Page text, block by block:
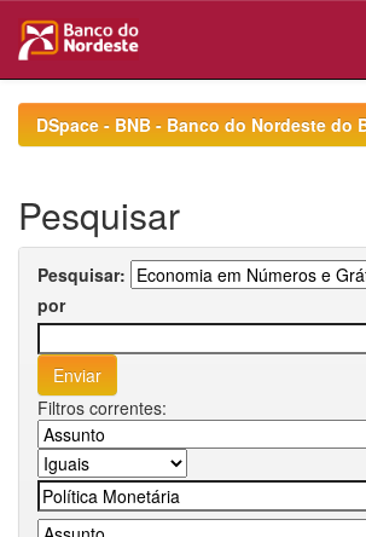
navigationDSpace - BNB - Banco do Nordeste do
Pesquisar
Pesquisar:
por
Filtros correntes: